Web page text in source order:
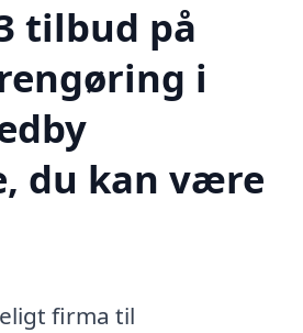
tilbud på
i
du kan være
firma til